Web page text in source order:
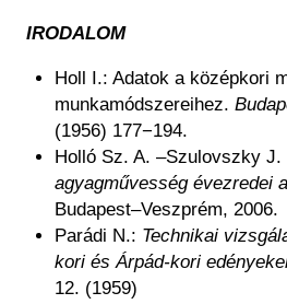
IRODALOM
Holl I.: Adatok a középkori
munkamódszereihez.
(1956) 177−194.
Holló Sz. A. –Szulovszky
agyagművesség évezredei
Budapest–Veszprém, 2006.
Parádi N.: Technikai
kori és Árpád-kori
12. (1959)